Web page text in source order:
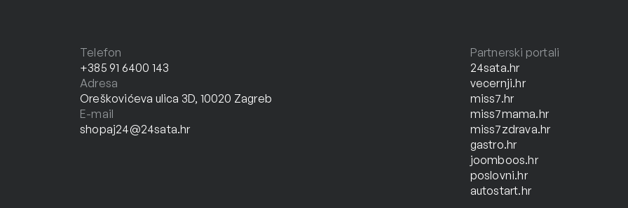
Telefon
+385 91 6400 143
Adresa
Oreškovićeva ulica 3D, 10020 Zagreb
E-mail
shopaj24@24sata.hr
Partnerski portali
24sata.hr
vecernji.hr
miss7.hr
miss7mama.hr
miss7zdrava.hr
gastro.hr
joomboos.hr
poslovni.hr
autostart.hr